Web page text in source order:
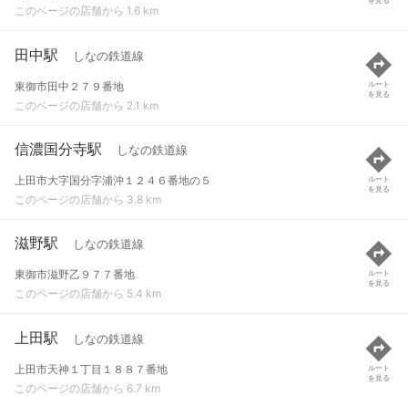
このページの店舗から 1.6 km
田中駅 しなの鉄道線
東御市田中２７９番地
このページの店舗から 2.1 km
ルート
を見る
信濃国分寺駅 しなの鉄道線
上田市大字国分字浦沖１２４６番地の５
このページの店舗から 3.8 km
ルート
を見る
滋野駅 しなの鉄道線
東御市滋野乙９７７番地
このページの店舗から 5.4 km
ルート
を見る
上田駅 しなの鉄道線
上田市天神１丁目１８８７番地
このページの店舗から 6.7 km
ルート
を見る